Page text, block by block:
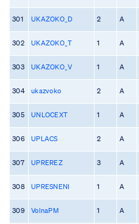
301 UKAZOKO_D 2 A
302 UKAZOKO_T 1 A
303 UKAZOKO_V 1 A
304 ukazvoko 2 A
305 UNLOCEXT 1 A
306 UPLACS 2 A
307 UPREREZ 3 A
308 UPRESNENI 1 A
309 VolnaPM 1 A